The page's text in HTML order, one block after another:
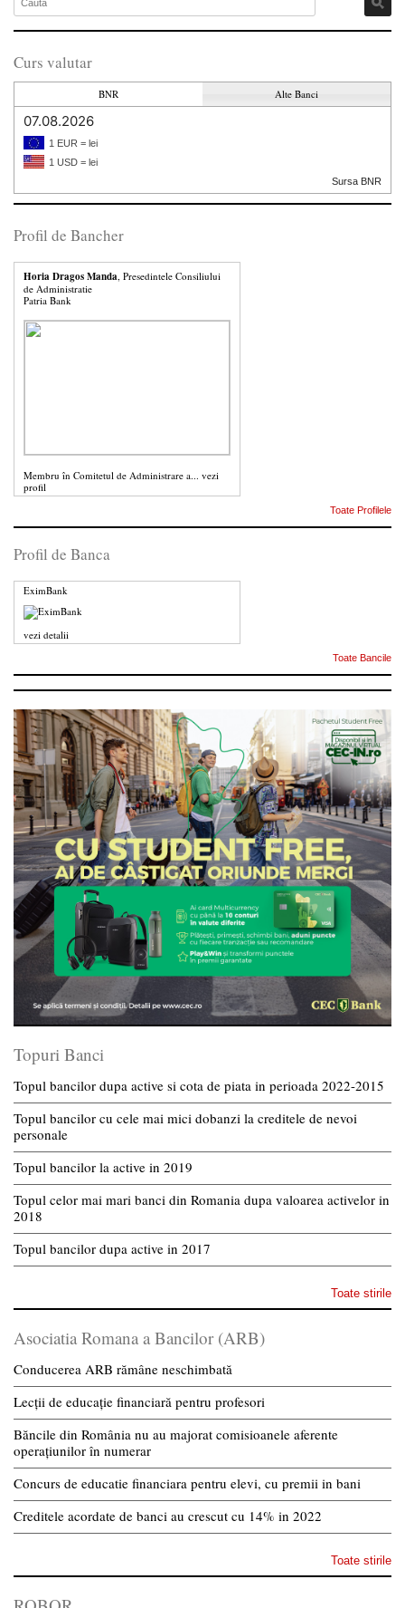
Curs valutar
BNR Alte Banci
07.08.2026
1 EUR = lei
1 USD = lei
Sursa BNR
Profil de Bancher
Horia Dragos Manda , Presedintele Consiliului
de Administratie
Patria Bank
Membru în Comitetul de Administrare a... vezi
profil
Toate Profilele
Profil de Banca
EximBank
vezi detalii
Toate Bancile
Topuri Banci
Topul bancilor dupa active si cota de piata in perioada 2022-2015
Topul bancilor cu cele mai mici dobanzi la creditele de nevoi
personale
Topul bancilor la active in 2019
Topul celor mai mari banci din Romania dupa valoarea activelor in
2018
Topul bancilor dupa active in 2017
Toate stirile
Asociatia Romana a Bancilor (ARB)
Conducerea ARB rămâne neschimbată
Lecții de educație financiară pentru profesori
Băncile din România nu au majorat comisioanele aferente
operațiunilor în numerar
Concurs de educatie financiara pentru elevi, cu premii in bani
Creditele acordate de banci au crescut cu 14% in 2022
Toate stirile